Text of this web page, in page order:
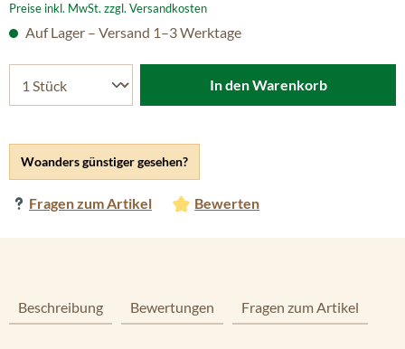
Preise inkl. MwSt. zzgl. Versandkosten
Woanders günstiger gesehen?
Fragen zum Artikel Bewerten
Auf Lager – Versand 1–3 Werktage
In den Warenkorb
Beschreibung Bewertungen Fragen zum Artikel